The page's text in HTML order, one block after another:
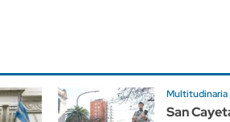
Multitudinaria
San